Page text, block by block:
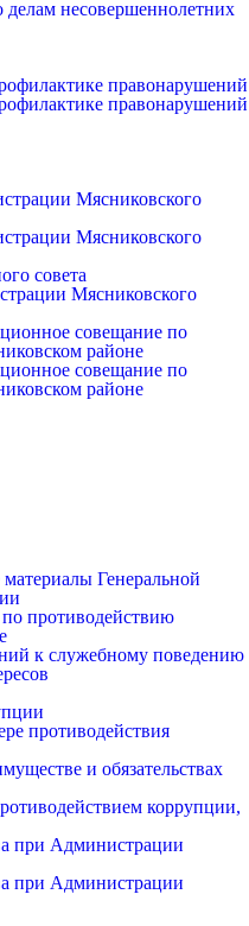
несовершеннолетних
правонарушений
правонарушений
Мясниковского
Мясниковского
совета
Мясниковского
совещание по
районе
совещание по
районе
Генеральной
противодействию
к служебному поведению
противодействия
и обязательствах
коррупции,
при Администрации
при Администрации